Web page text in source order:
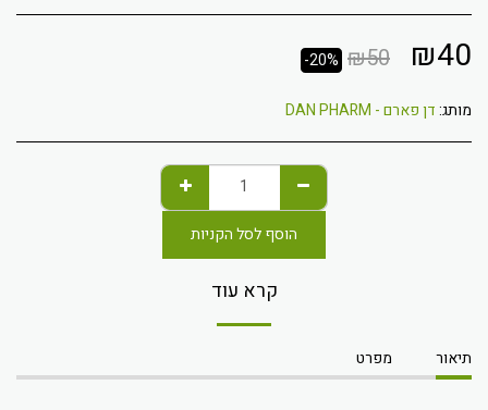
₪40
₪50
-20%
מותג:דן פארם - DAN PHARM
הוסף לסל הקניות
קרא עוד
תיאור מפרט